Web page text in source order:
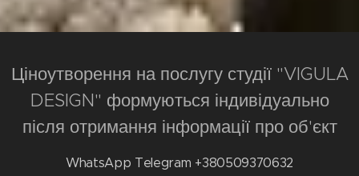
Ціноутворення на послугу студії "VIGULA
DESIGN" формуються індивідуально
після отримання інформації про об'єкт
WhatsApp Telegram +380509370632